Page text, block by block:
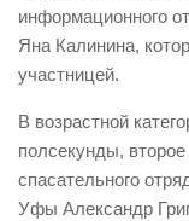
информационного
Яна Калинина,
участницей.
В возрастной
полсекунды,
спасательного
Уфы Александр